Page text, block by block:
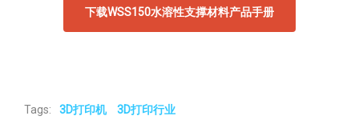
下载WSS150水溶性支撑材料产品手册
Tags: 3D打印机 3D打印行业